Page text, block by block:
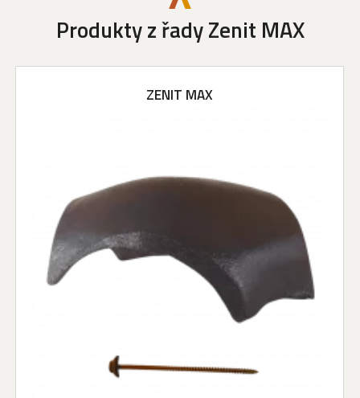
Produkty z řady Zenit MAX
ZENIT MAX